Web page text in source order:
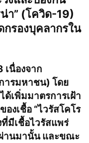
า” (โควิด-19)
กรองบุคลากรใน
นื่องจาก
ารมหาชน) โดย
เพิ่มมาตรการเฝ้า
งเชื้อ “ไวรัสโคโร
มีเชื้อไวรัสแพร่
านมานั้น และขณะ